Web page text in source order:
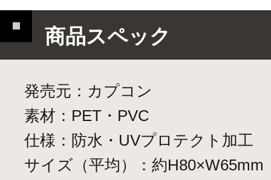
商品スペック
発売元：カプコン
素材：PET・PVC
仕様：防水・UVプロテクト加工
サイズ（平均）：約H80×W65mm